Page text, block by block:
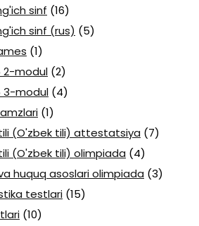
sinf (16)
sinf (rus) (5)
(1)
2-modul (2)
3-modul (4)
(1)
(O'zbek tili) attestatsiya (7)
(O'zbek tili) olimpiada (4)
huquq asoslari olimpiada (3)
testlari (15)
(10)